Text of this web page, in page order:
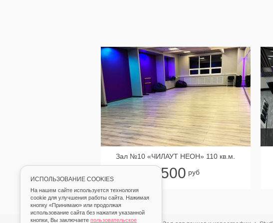
ИСПОЛЬЗОВАНИЕ COOKIES
На нашем сайте используется технология
cookie для улучшения работы сайта. Нажимая
кнопку «Принимаю» или продолжая
использование сайта без нажатия указанной
кнопки, Вы заключаете пользовательское
Зал №10 «ЧИЛАУТ НЕОН» 110 кв.м.
500 руб